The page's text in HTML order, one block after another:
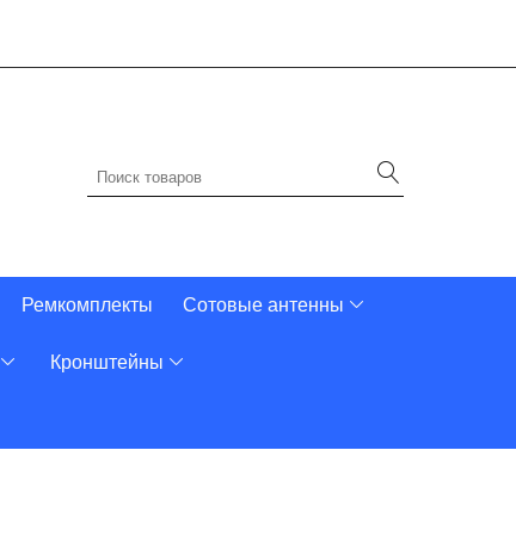
Ремкомплекты Сотовые антенны
Кронштейны